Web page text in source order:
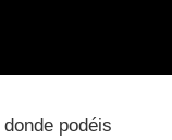
donde podéis